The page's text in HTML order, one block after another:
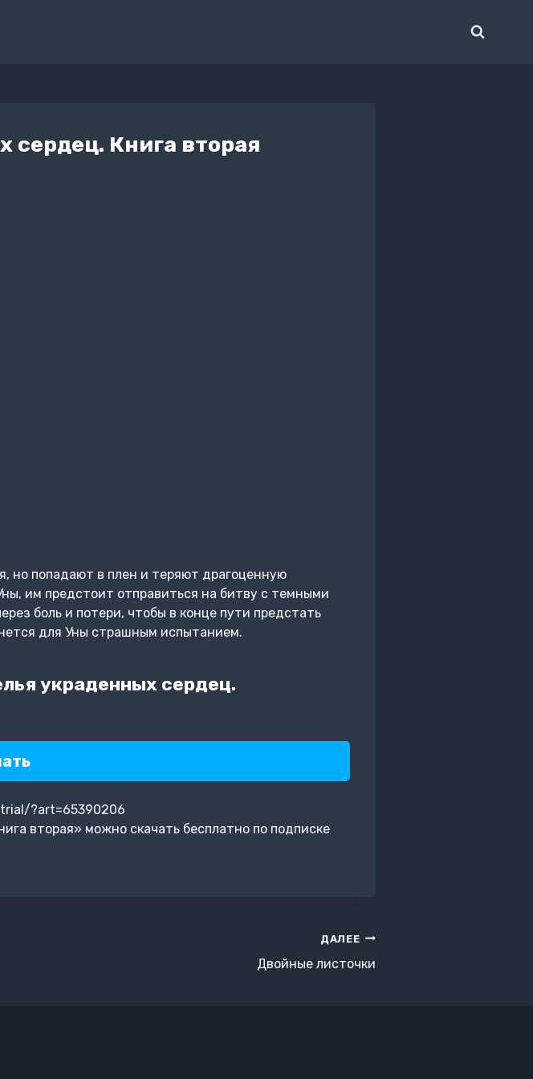
сердец. Книга вторая
но попадают в плен и теряют драгоценную
им предстоит отправиться на битву с темными
боль и потери, чтобы в конце пути предстать
для Уны страшным испытанием.
украденных сердец.
?art=65390206
вторая» можно скачать бесплатно по подписке
ДАЛЕЕ
Двойные листочки